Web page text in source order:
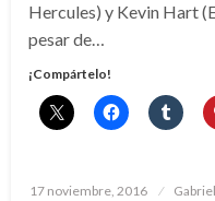
Hercules) y Kevin Hart
pesar de…
¡Compártelo!
Publicado
17 noviembre, 2016